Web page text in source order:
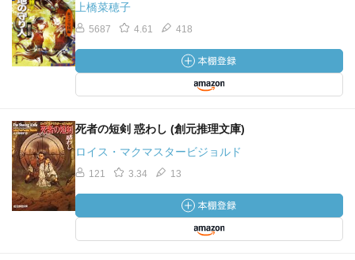
上橋菜穂子
5687 4.61 418
死者の短剣 惑わし (創元推理文庫)
ロイス・マクマスタービジョルド
121 3.34 13